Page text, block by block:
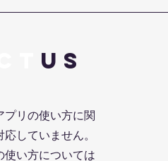
us
プリの使い方に関
していません。
使い方については